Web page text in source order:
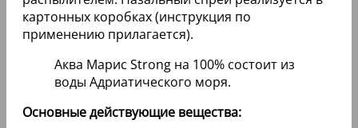
картонных коробках (инструкция по
применению прилагается).
Аква Марис Strong на 100% состоит из
воды Адриатического моря.
Основные действующие вещества: